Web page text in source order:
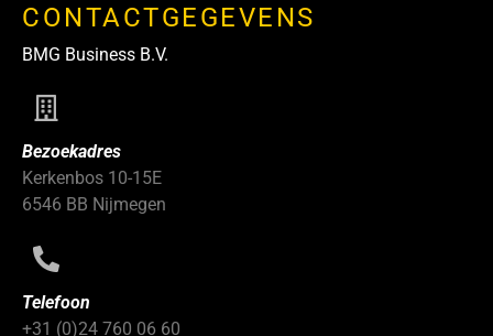
CONTACTGEGEVENS
BMG Business B.V.
Bezoekadres
Kerkenbos 10-15E
6546 BB Nijmegen
Telefoon
+31 (0)24 760 06 60